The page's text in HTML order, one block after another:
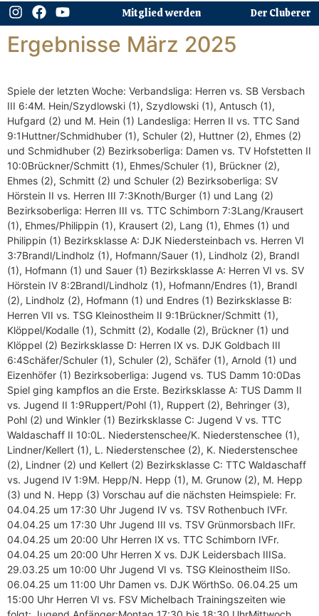
Der Cluberer
Mitglied werden
Ergebnisse März 2025
Spiele der letzten Woche: Verbandsliga: Herren vs. SB Versbach
III 6:4M. Hein/Szydlowski (1), Szydlowski (1), Antusch (1),
Hufgard (2) und M. Hein (1) Landesliga: Herren II vs. TTC Sand
9:1Huttner/Schmidhuber (1), Schuler (2), Huttner (2), Ehmes (2)
und Schmidhuber (2) Bezirksoberliga: Damen vs. TV Hofstetten II
10:0Brückner/Schmitt (1), Ehmes/Schuler (1), Brückner (2),
Ehmes (2), Schmitt (2) und Schuler (2) Bezirksoberliga: SV
Hörstein II vs. Herren III 7:3Knoth/Burger (1) und Lang (2)
Bezirksoberliga: Herren III vs. TTC Schimborn 7:3Lang/Krausert
(1), Ehmes/Philippin (1), Krausert (2), Lang (1), Ehmes (1) und
Philippin (1) Bezirksklasse A: DJK Niedersteinbach vs. Herren VI
3:7Brandl/Lindholz (1), Hofmann/Sauer (1), Lindholz (2), Brandl
(1), Hofmann (1) und Sauer (1) Bezirksklasse A: Herren VI vs. SV
Hörstein IV 8:2Brandl/Lindholz (1), Hofmann/Endres (1), Brandl
(2), Lindholz (2), Hofmann (1) und Endres (1) Bezirksklasse B:
Herren VII vs. TSG Kleinostheim II 9:1Brückner/Schmitt (1),
Klöppel/Kodalle (1), Schmitt (2), Kodalle (2), Brückner (1) und
Klöppel (2) Bezirksklasse D: Herren IX vs. DJK Goldbach III
6:4Schäfer/Schuler (1), Schuler (2), Schäfer (1), Arnold (1) und
Eizenhöfer (1) Bezirksoberliga: Jugend vs. TUS Damm 10:0Das
Spiel ging kampflos an die Erste. Bezirksklasse A: TUS Damm II
vs. Jugend II 1:9Ruppert/Pohl (1), Ruppert (2), Behringer (3),
Pohl (2) und Winkler (1) Bezirksklasse C: Jugend V vs. TTC
Waldaschaff II 10:0L. Niederstenschee/K. Niederstenschee (1),
Lindner/Kellert (1), L. Niederstenschee (2), K. Niederstenschee
(2), Lindner (2) und Kellert (2) Bezirksklasse C: TTC Waldaschaff
vs. Jugend IV 1:9M. Hepp/N. Hepp (1), M. Grunow (2), M. Hepp
(3) und N. Hepp (3) Vorschau auf die nächsten Heimspiele: Fr.
04.04.25 um 17:30 Uhr Jugend IV vs. TSV Rothenbuch IVFr.
04.04.25 um 17:30 Uhr Jugend III vs. TSV Grünmorsbach IIFr.
04.04.25 um 20:00 Uhr Herren IX vs. TTC Schimborn IVFr.
04.04.25 um 20:00 Uhr Herren X vs. DJK Leidersbach IIISa.
29.03.25 um 10:00 Uhr Jugend VI vs. TSG Kleinostheim IISo.
06.04.25 um 11:00 Uhr Damen vs. DJK WörthSo. 06.04.25 um
15:00 Uhr Herren VI vs. FSV Michelbach Trainingszeiten wie